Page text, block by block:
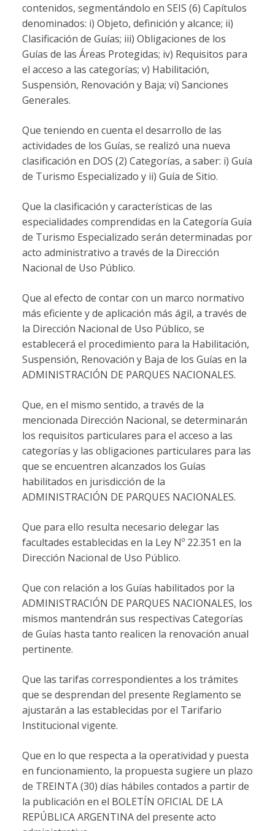
contenidos, segmentándolo en SEIS (6) Capítulos
denominados: i) Objeto, definición y alcance; ii)
Clasificación de Guías; iii) Obligaciones de los
Guías de las Áreas Protegidas; iv) Requisitos para
el acceso a las categorías; v) Habilitación,
Suspensión, Renovación y Baja; vi) Sanciones
Generales.
Que teniendo en cuenta el desarrollo de las
actividades de los Guías, se realizó una nueva
clasificación en DOS (2) Categorías, a saber: i) Guía
de Turismo Especializado y ii) Guía de Sitio.
Que la clasificación y características de las
especialidades comprendidas en la Categoría Guía
de Turismo Especializado serán determinadas por
acto administrativo a través de la Dirección
Nacional de Uso Público.
Que al efecto de contar con un marco normativo
más eficiente y de aplicación más ágil, a través de
la Dirección Nacional de Uso Público, se
establecerá el procedimiento para la Habilitación,
Suspensión, Renovación y Baja de los Guías en la
ADMINISTRACIÓN DE PARQUES NACIONALES.
Que, en el mismo sentido, a través de la
mencionada Dirección Nacional, se determinarán
los requisitos particulares para el acceso a las
categorías y las obligaciones particulares para las
que se encuentren alcanzados los Guías
habilitados en jurisdicción de la
ADMINISTRACIÓN DE PARQUES NACIONALES.
Que para ello resulta necesario delegar las
facultades establecidas en la Ley Nº 22.351 en la
Dirección Nacional de Uso Público.
Que con relación a los Guías habilitados por la
ADMINISTRACIÓN DE PARQUES NACIONALES, los
mismos mantendrán sus respectivas Categorías
de Guías hasta tanto realicen la renovación anual
pertinente.
Que las tarifas correspondientes a los trámites
que se desprendan del presente Reglamento se
ajustarán a las establecidas por el Tarifario
Institucional vigente.
Que en lo que respecta a la operatividad y puesta
en funcionamiento, la propuesta sugiere un plazo
de TREINTA (30) días hábiles contados a partir de
la publicación en el BOLETÍN OFICIAL DE LA
REPÚBLICA ARGENTINA del presente acto